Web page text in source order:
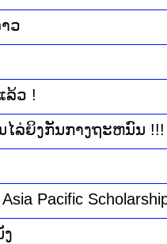
ວ
ລ້ວ !
ລ່ຍິງກັນກາງຖະຫນົນ !!!
Pacific